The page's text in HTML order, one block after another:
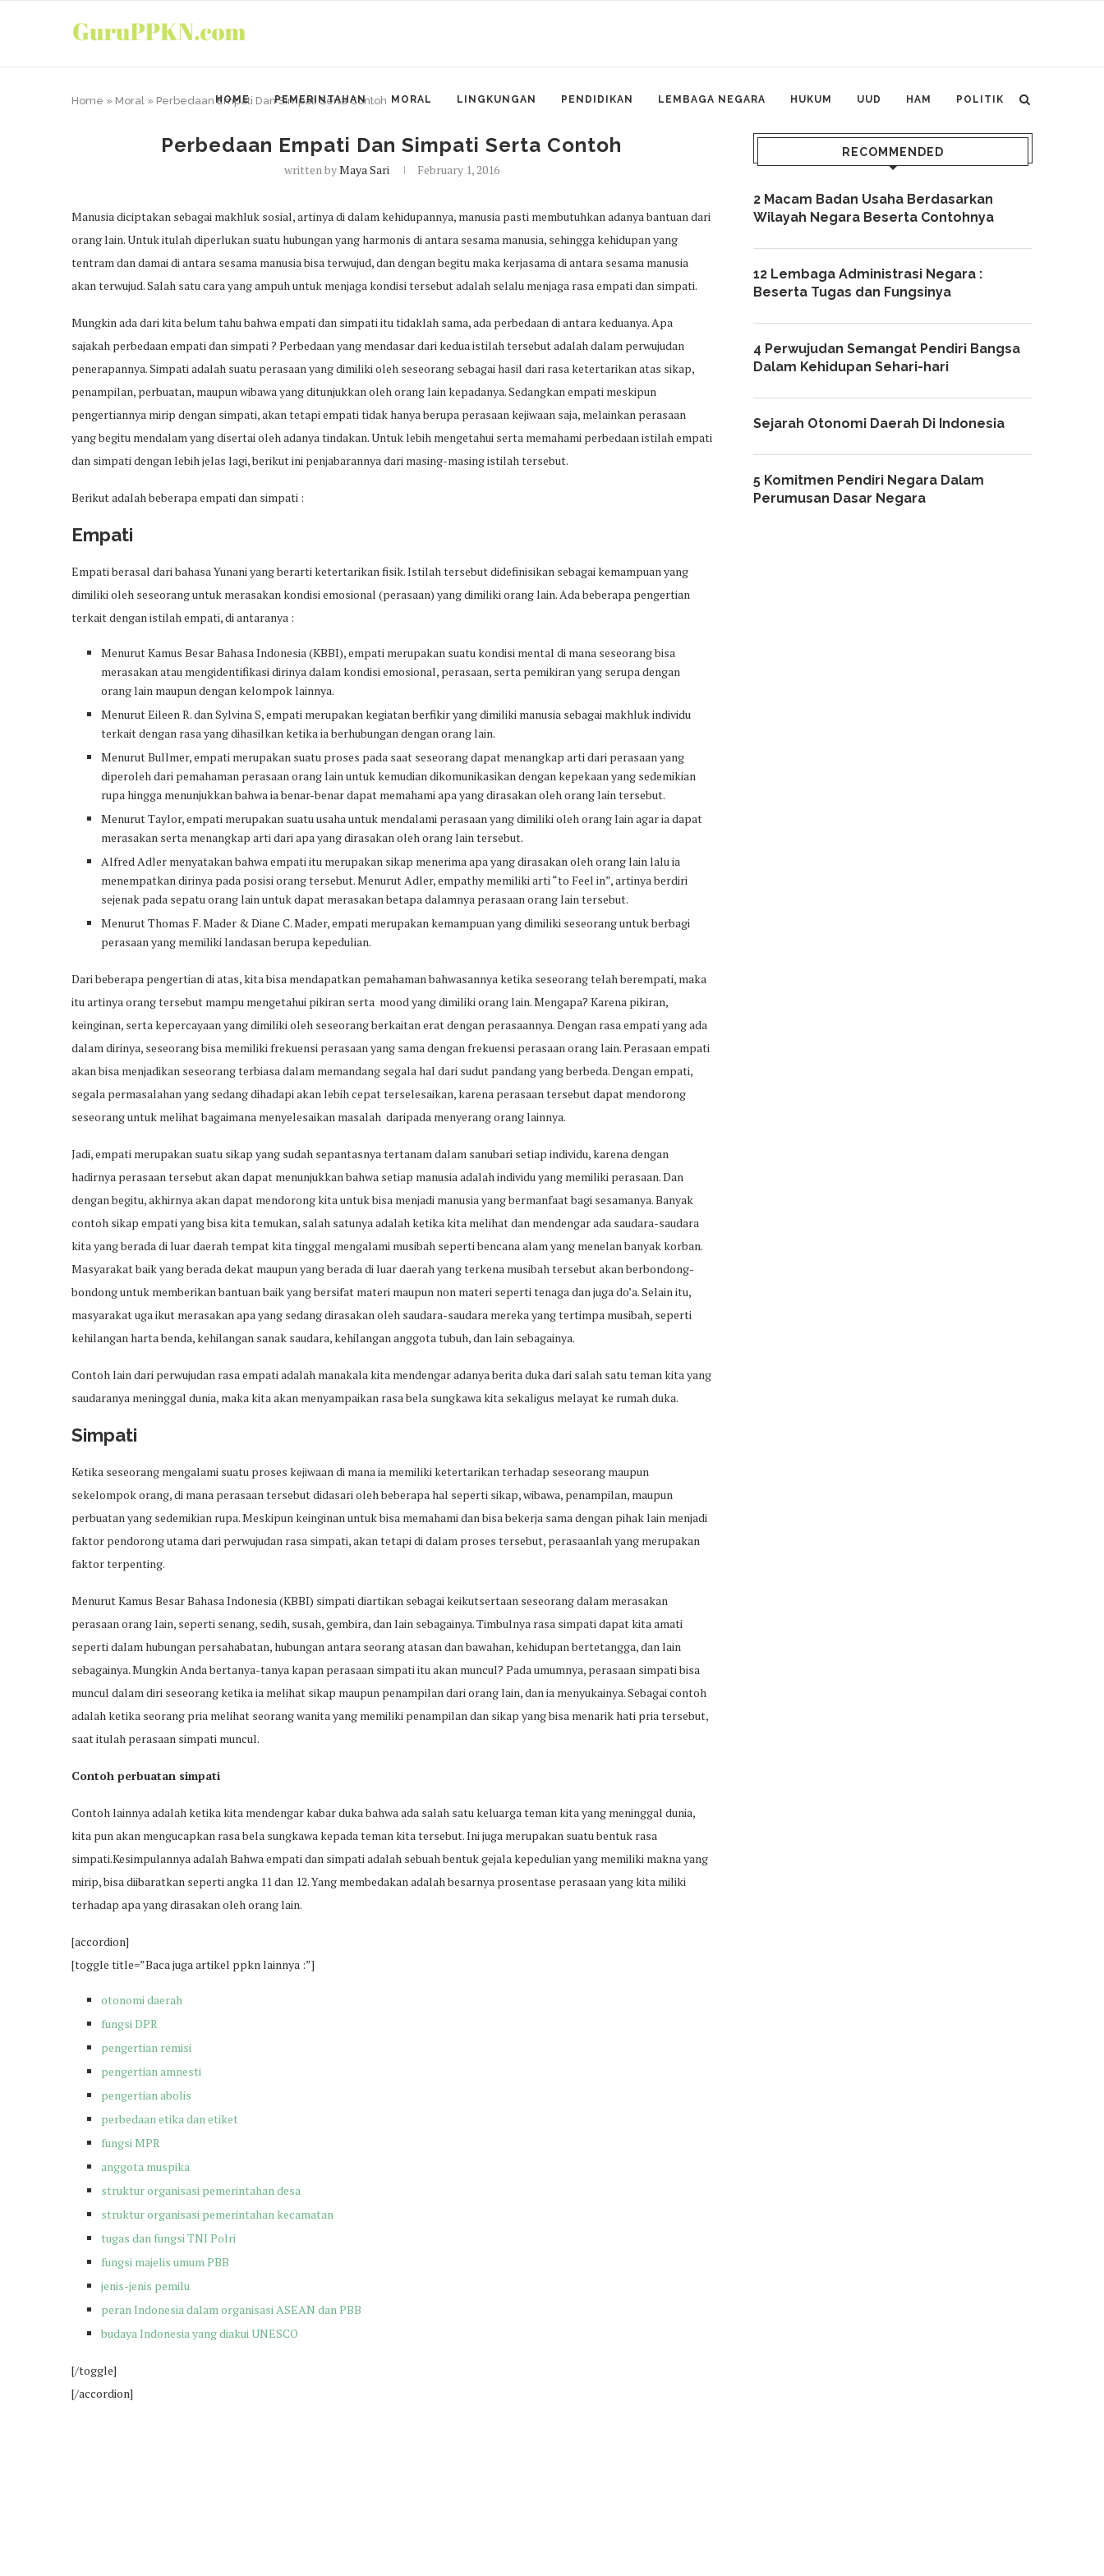
HOME PEMERINTAHAN MORAL LINGKUNGAN PENDIDIKAN LEMBAGA NEGARA HUKUM UUD HAM POLITIK
Home » Moral » Perbedaan Empati Dan Simpati Serta Contoh
Perbedaan Empati Dan Simpati Serta Contoh
written byMaya Sari February 1, 2016
Manusia diciptakan sebagai makhluk sosial, artinya di dalam kehidupannya, manusia pasti membutuhkan adanya bantuan dari
orang lain. Untuk itulah diperlukan suatu hubungan yang harmonis di antara sesama manusia, sehingga kehidupan yang
tentram dan damai di antara sesama manusia bisa terwujud, dan dengan begitu maka kerjasama di antara sesama manusia
akan terwujud. Salah satu cara yang ampuh untuk menjaga kondisi tersebut adalah selalu menjaga rasa empati dan simpati.
Mungkin ada dari kita belum tahu bahwa empati dan simpati itu tidaklah sama, ada perbedaan di antara keduanya. Apa
sajakah perbedaan empati dan simpati ? Perbedaan yang mendasar dari kedua istilah tersebut adalah dalam perwujudan
penerapannya. Simpati adalah suatu perasaan yang dimiliki oleh seseorang sebagai hasil dari rasa ketertarikan atas sikap,
penampilan, perbuatan, maupun wibawa yang ditunjukkan oleh orang lain kepadanya. Sedangkan empati meskipun
pengertiannya mirip dengan simpati, akan tetapi empati tidak hanya berupa perasaan kejiwaan saja, melainkan perasaan
yang begitu mendalam yang disertai oleh adanya tindakan. Untuk lebih mengetahui serta memahami perbedaan istilah empati
dan simpati dengan lebih jelas lagi, berikut ini penjabarannya dari masing-masing istilah tersebut.
Berikut adalah beberapa empati dan simpati :
Empati
Empati berasal dari bahasa Yunani yang berarti ketertarikan fisik. Istilah tersebut didefinisikan sebagai kemampuan yang
dimiliki oleh seseorang untuk merasakan kondisi emosional (perasaan) yang dimiliki orang lain. Ada beberapa pengertian
terkait dengan istilah empati, di antaranya :
Menurut Kamus Besar Bahasa Indonesia (KBBI), empati merupakan suatu kondisi mental di mana seseorang bisa
merasakan atau mengidentifikasi dirinya dalam kondisi emosional, perasaan, serta pemikiran yang serupa dengan
orang lain maupun dengan kelompok lainnya.
Menurut Eileen R. dan Sylvina S, empati merupakan kegiatan berfikir yang dimiliki manusia sebagai makhluk individu
terkait dengan rasa yang dihasilkan ketika ia berhubungan dengan orang lain.
Menurut Bullmer, empati merupakan suatu proses pada saat seseorang dapat menangkap arti dari perasaan yang
diperoleh dari pemahaman perasaan orang lain untuk kemudian dikomunikasikan dengan kepekaan yang sedemikian
rupa hingga menunjukkan bahwa ia benar-benar dapat memahami apa yang dirasakan oleh orang lain tersebut.
Menurut Taylor, empati merupakan suatu usaha untuk mendalami perasaan yang dimiliki oleh orang lain agar ia dapat
merasakan serta menangkap arti dari apa yang dirasakan oleh orang lain tersebut.
Alfred Adler menyatakan bahwa empati itu merupakan sikap menerima apa yang dirasakan oleh orang lain lalu ia
menempatkan dirinya pada posisi orang tersebut. Menurut Adler, empathy memiliki arti “to Feel in”, artinya berdiri
sejenak pada sepatu orang lain untuk dapat merasakan betapa dalamnya perasaan orang lain tersebut.
Menurut Thomas F. Mader & Diane C. Mader, empati merupakan kemampuan yang dimiliki seseorang untuk berbagi
perasaan yang memiliki landasan berupa kepedulian.
Dari beberapa pengertian di atas, kita bisa mendapatkan pemahaman bahwasannya ketika seseorang telah berempati, maka
itu artinya orang tersebut mampu mengetahui pikiran serta mood yang dimiliki orang lain. Mengapa? Karena pikiran,
keinginan, serta kepercayaan yang dimiliki oleh seseorang berkaitan erat dengan perasaannya. Dengan rasa empati yang ada
dalam dirinya, seseorang bisa memiliki frekuensi perasaan yang sama dengan frekuensi perasaan orang lain. Perasaan empati
akan bisa menjadikan seseorang terbiasa dalam memandang segala hal dari sudut pandang yang berbeda. Dengan empati,
segala permasalahan yang sedang dihadapi akan lebih cepat terselesaikan, karena perasaan tersebut dapat mendorong
seseorang untuk melihat bagaimana menyelesaikan masalah daripada menyerang orang lainnya.
Jadi, empati merupakan suatu sikap yang sudah sepantasnya tertanam dalam sanubari setiap individu, karena dengan
hadirnya perasaan tersebut akan dapat menunjukkan bahwa setiap manusia adalah individu yang memiliki perasaan. Dan
dengan begitu, akhirnya akan dapat mendorong kita untuk bisa menjadi manusia yang bermanfaat bagi sesamanya. Banyak
contoh sikap empati yang bisa kita temukan, salah satunya adalah ketika kita melihat dan mendengar ada saudara-saudara
kita yang berada di luar daerah tempat kita tinggal mengalami musibah seperti bencana alam yang menelan banyak korban.
Masyarakat baik yang berada dekat maupun yang berada di luar daerah yang terkena musibah tersebut akan berbondong-
bondong untuk memberikan bantuan baik yang bersifat materi maupun non materi seperti tenaga dan juga do’a. Selain itu,
masyarakat uga ikut merasakan apa yang sedang dirasakan oleh saudara-saudara mereka yang tertimpa musibah, seperti
kehilangan harta benda, kehilangan sanak saudara, kehilangan anggota tubuh, dan lain sebagainya.
Contoh lain dari perwujudan rasa empati adalah manakala kita mendengar adanya berita duka dari salah satu teman kita yang
saudaranya meninggal dunia, maka kita akan menyampaikan rasa bela sungkawa kita sekaligus melayat ke rumah duka.
Simpati
Ketika seseorang mengalami suatu proses kejiwaan di mana ia memiliki ketertarikan terhadap seseorang maupun
sekelompok orang, di mana perasaan tersebut didasari oleh beberapa hal seperti sikap, wibawa, penampilan, maupun
perbuatan yang sedemikian rupa. Meskipun keinginan untuk bisa memahami dan bisa bekerja sama dengan pihak lain menjadi
faktor pendorong utama dari perwujudan rasa simpati, akan tetapi di dalam proses tersebut, perasaanlah yang merupakan
faktor terpenting.
Menurut Kamus Besar Bahasa Indonesia (KBBI) simpati diartikan sebagai keikutsertaan seseorang dalam merasakan
perasaan orang lain, seperti senang, sedih, susah, gembira, dan lain sebagainya. Timbulnya rasa simpati dapat kita amati
seperti dalam hubungan persahabatan, hubungan antara seorang atasan dan bawahan, kehidupan bertetangga, dan lain
sebagainya. Mungkin Anda bertanya-tanya kapan perasaan simpati itu akan muncul? Pada umumnya, perasaan simpati bisa
muncul dalam diri seseorang ketika ia melihat sikap maupun penampilan dari orang lain, dan ia menyukainya. Sebagai contoh
adalah ketika seorang pria melihat seorang wanita yang memiliki penampilan dan sikap yang bisa menarik hati pria tersebut,
saat itulah perasaan simpati muncul.
Contoh perbuatan simpati
Contoh lainnya adalah ketika kita mendengar kabar duka bahwa ada salah satu keluarga teman kita yang meninggal dunia,
kita pun akan mengucapkan rasa bela sungkawa kepada teman kita tersebut. Ini juga merupakan suatu bentuk rasa
simpati.Kesimpulannya adalah Bahwa empati dan simpati adalah sebuah bentuk gejala kepedulian yang memiliki makna yang
mirip, bisa diibaratkan seperti angka 11 dan 12. Yang membedakan adalah besarnya prosentase perasaan yang kita miliki
terhadap apa yang dirasakan oleh orang lain.
[accordion]
[toggle title=”Baca juga artikel ppkn lainnya :”]
otonomi daerah
fungsi DPR
pengertian remisi
pengertian amnesti
pengertian abolis
perbedaan etika dan etiket
fungsi MPR
anggota muspika
struktur organisasi pemerintahan desa
struktur organisasi pemerintahan kecamatan
tugas dan fungsi TNI Polri
fungsi majelis umum PBB
jenis-jenis pemilu
peran Indonesia dalam organisasi ASEAN dan PBB
budaya Indonesia yang diakui UNESCO
[/toggle]
[/accordion]
RECOMMENDED
2 Macam Badan Usaha Berdasarkan
Wilayah Negara Beserta Contohnya
12 Lembaga Administrasi Negara :
Beserta Tugas dan Fungsinya
4 Perwujudan Semangat Pendiri Bangsa
Dalam Kehidupan Sehari-hari
Sejarah Otonomi Daerah Di Indonesia
5 Komitmen Pendiri Negara Dalam
Perumusan Dasar Negara